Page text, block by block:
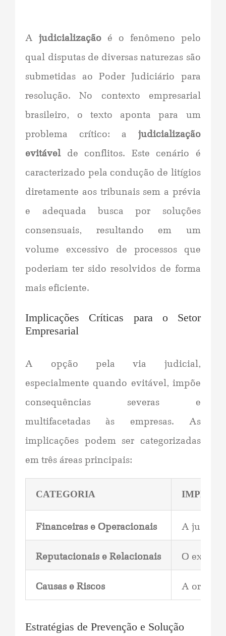
Ajudicialização é o fenômeno pelo
qual disputas de diversas naturezas são
submetidas ao Poder Judiciário para
resolução. No contexto empresarial
brasileiro, o texto aponta para um
problema crítico: a judicialização
evitável de conflitos. Este cenário é
caracterizado pela condução de litígios
diretamente aos tribunais sem a prévia
e adequada busca por soluções
consensuais, resultando em um
volume excessivo de processos que
poderiam ter sido resolvidos de forma
mais eficiente.
Implicações Críticas para o Setor
Empresarial
A opção pela via judicial,
especialmente quando evitável, impõe
consequências severas e
multifacetadas às empresas. As
implicações podem ser categorizadas
em três áreas principais:
CATEGORIA
Financeiras e Operacionais A
Reputacionais e Relacionais O
Causas e Riscos A origem
Estratégias de Prevenção e Solução